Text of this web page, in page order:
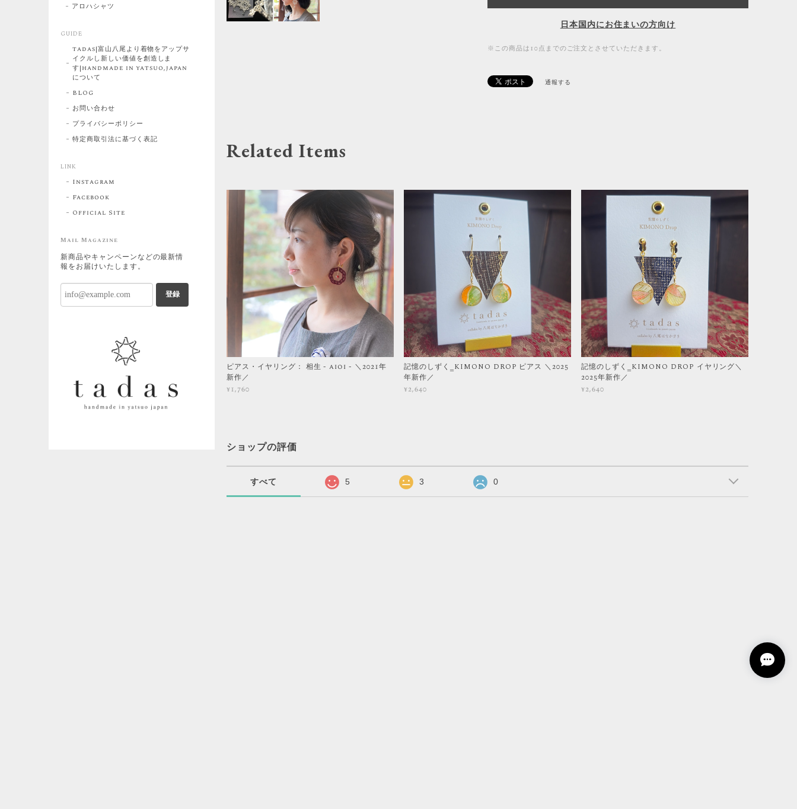
日本国内にお住まいの方向け
※この商品は10点までのご注文とさせていただきます。
通報する
Related Items
ピアス・イヤリング： 相生 - aioi - ＼2021年
新作／
¥1,760
記憶のしずく‗KIMONO DROP ピアス ＼2025
年新作／
¥2,640
記憶のしずく‗KIMONO DROP イヤリング＼
2025年新作／
¥2,640
ショップの評価
すべて 5 3 0
アロハシャツ
GUIDE
tadas|富山八尾より着物をアップサ
イクルし新しい価値を創造しま
す|handmade in yatsuo,japan
について
BLOG
お問い合わせ
プライバシーポリシー
特定商取引法に基づく表記
LINK
Instagram
Facebook
Official Site
Mail Magazine
新商品やキャンペーンなどの最新情
報をお届けいたします。
登録